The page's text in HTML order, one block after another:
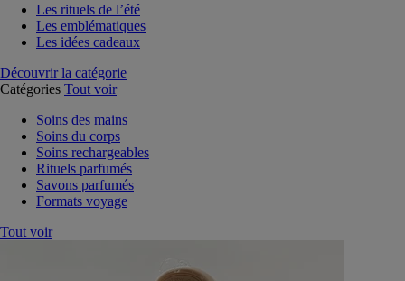
Les rituels de l’été
Les emblématiques
Les idées cadeaux
Découvrir la catégorie
Catégories Tout voir
Soins des mains
Soins du corps
Soins rechargeables
Rituels parfumés
Savons parfumés
Formats voyage
Tout voir